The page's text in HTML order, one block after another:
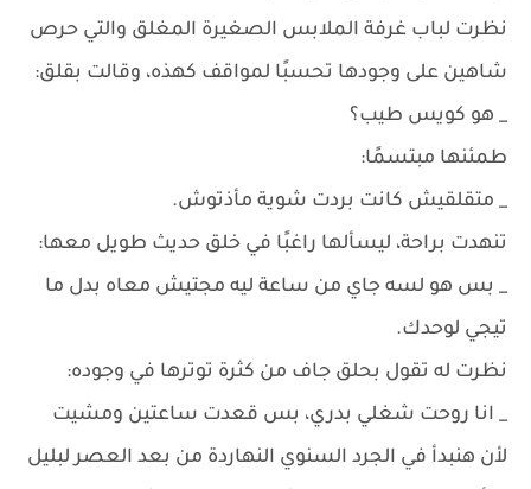
نظرت لباب غرفة الملابس الصغيرة المغلق والتي حرص
شاهين على وجودها تحسبًا لمواقف كهذه، وقالت بقلق:
_ هو كويس طيب؟
طمئنها مبتسمًا:
_ متقلقيش كانت بردت شوية مأذتوش.
تنهدت براحة، ليسألها راغبًا في خلق حديث طويل معها:
_ بس هو لسه جاي من ساعة ليه مجتيش معاه بدل ما
تيجي لوحدك.
نظرت له تقول بحلق جاف من كثرة توترها في وجوده:
_ انا روحت شغلي بدري، بس قعدت ساعتين ومشيت
لأن هنبدأ في الجرد السنوي النهاردة من بعد العصر لبليل